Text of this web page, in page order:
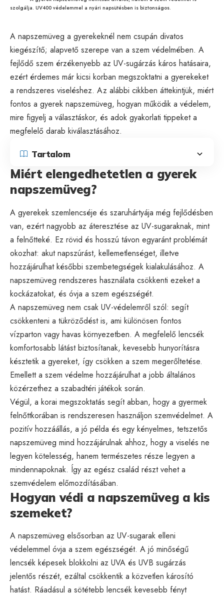
szolgálja. UV400 védelemmel a nyári napsütésben is biztonságos.
A napszemüveg a gyerekeknél nem csupán divatos
kiegészítő; alapvető szerepe van a szem védelmében. A
fejlődő szem érzékenyebb az UV-sugárzás káros hatásaira,
ezért érdemes már kicsi korban megszoktatni a gyerekeket
a rendszeres viseléshez. Az alábbi cikkben áttekintjük, miért
fontos a gyerek napszemüveg, hogyan működik a védelem,
mire figyelj a választáskor, és adok gyakorlati tippeket a
megfelelő darab kiválasztásához.
Tartalom
Miért elengedhetetlen a gyerek
napszemüveg?
A gyerekek szemlencséje és szaruhártyája még fejlődésben
van, ezért nagyobb az áteresztése az UV-sugaraknak, mint
a felnőtteké. Ez rövid és hosszú távon egyaránt problémát
okozhat: akut napszúrást, kellemetlenséget, illetve
hozzájárulhat későbbi szembetegségek kialakulásához. A
napszemüveg rendszeres használata csökkenti ezeket a
kockázatokat, és óvja a szem egészségét.
A napszemüveg nem csak UV-védelemről szól: segít
csökkenteni a tükröződést is, ami különösen fontos
vízparton vagy havas környezetben. A megfelelő lencsék
komfortosabb látást biztosítanak, kevesebb hunyorításra
késztetik a gyereket, így csökken a szem megerőltetése.
Emellett a szem védelme hozzájárulhat a jobb általános
közérzethez a szabadtéri játékok során.
Végül, a korai megszoktatás segít abban, hogy a gyermek
felnőttkorában is rendszeresen használjon szemvédelmet. A
pozitív hozzáállás, a jó példa és egy kényelmes, tetszetős
napszemüveg mind hozzájárulnak ahhoz, hogy a viselés ne
legyen kötelesség, hanem természetes része legyen a
mindennapoknak. Így az egész család részt vehet a
szemvédelem előmozdításában.
Hogyan védi a napszemüveg a kis
szemeket?
A napszemüveg elsősorban az UV-sugarak elleni
védelemmel óvja a szem egészségét. A jó minőségű
lencsék képesek blokkolni az UVA és UVB sugárzás
jelentős részét, ezáltal csökkentik a közvetlen károsító
hatást. Ráadásul a sötétebb lencsék kevesebb fényt